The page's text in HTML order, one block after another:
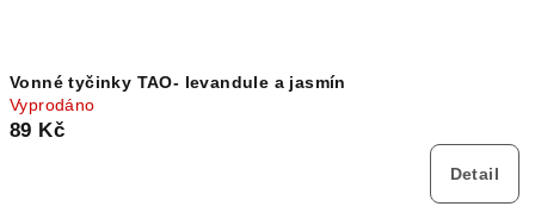
Vonné tyčinky TAO- levandule a jasmín
Vyprodáno
89 Kč
Detail